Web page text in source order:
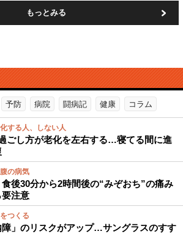
もっとみる
予防 病院 闘病記 健康 コラム
する人、しない人
過ごし方が老化を左右する…寝てる間に進
の病気
食後30分から2時間後の“みぞおち”の痛み
注意
つくる
障」のリスクがアップ…サングラスのすす